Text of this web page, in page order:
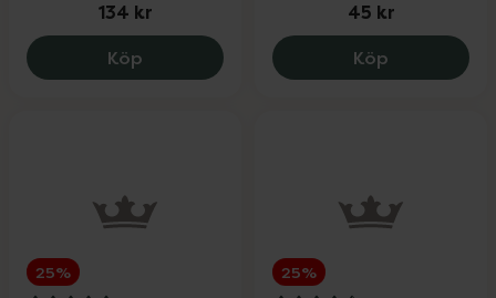
134 kr
Köp c/o Gerd 24/7 Deodorant, 134 kr.
45 kr
Köp Kronans
25% 25%